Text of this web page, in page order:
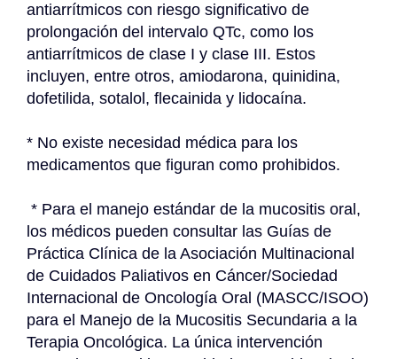
antiarrítmicos con riesgo significativo de
prolongación del intervalo QTc, como los
antiarrítmicos de clase I y clase III. Estos
incluyen, entre otros, amiodarona, quinidina,
dofetilida, sotalol, flecainida y lidocaína.
* No existe necesidad médica para los
medicamentos que figuran como prohibidos.
los médicos pueden consultar las Guías de
Práctica Clínica de la Asociación Multinacional
de Cuidados Paliativos en Cáncer/Sociedad
Internacional de Oncología Oral (MASCC/ISOO)
para el Manejo de la Mucositis Secundaria a la
Terapia Oncológica. La única intervención